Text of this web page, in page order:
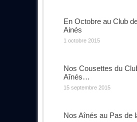
En Octobre au Club
Ainés
1 octobre 2015
Nos Cousettes du
Aînés…
15 septembre 2015
Nos Aînés au Pas de